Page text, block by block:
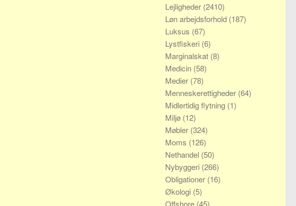
Lejligheder (2410)
Løn arbejdsforhold (187)
Luksus (67)
Lystfiskeri (6)
Marginalskat (8)
Medicin (58)
Medier (78)
Menneskerettigheder (64)
Midlertidig flytning (1)
Miljø (12)
Møbler (324)
Moms (126)
Nethandel (50)
Nybyggeri (266)
Obligationer (16)
Økologi (5)
Offshore (45)